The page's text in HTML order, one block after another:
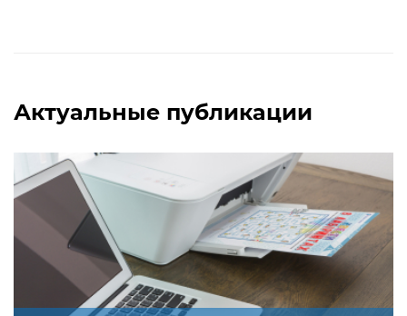
Актуальные публикации